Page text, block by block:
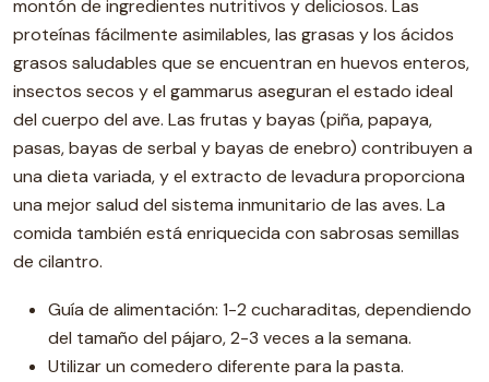
montón de ingredientes nutritivos y deliciosos. Las
proteínas fácilmente asimilables, las grasas y los ácidos
grasos saludables que se encuentran en huevos enteros,
insectos secos y el gammarus aseguran el estado ideal
del cuerpo del ave. Las frutas y bayas (piña, papaya,
pasas, bayas de serbal y bayas de enebro) contribuyen a
una dieta variada, y el extracto de levadura proporciona
una mejor salud del sistema inmunitario de las aves. La
comida también está enriquecida con sabrosas semillas
de cilantro.
Guía de alimentación: 1-2 cucharaditas, dependiendo
del tamaño del pájaro, 2-3 veces a la semana.
Utilizar un comedero diferente para la pasta.